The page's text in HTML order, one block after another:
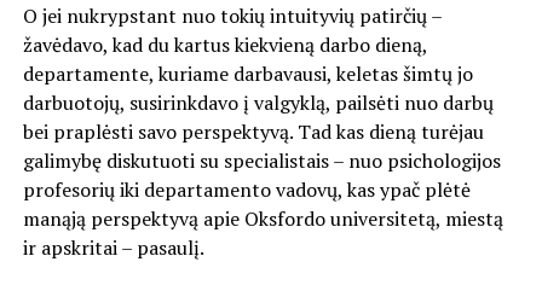
O jei nukrypstant nuo tokių intuityvių patirčių –
žavėdavo, kad du kartus kiekvieną darbo dieną,
departamente, kuriame darbavausi, keletas šimtų jo
darbuotojų, susirinkdavo į valgyklą, pailsėti nuo darbų
bei praplėsti savo perspektyvą. Tad kas dieną turėjau
galimybę diskutuoti su specialistais – nuo psichologijos
profesorių iki departamento vadovų, kas ypač plėtė
manąją perspektyvą apie Oksfordo universitetą, miestą
ir apskritai – pasaulį.